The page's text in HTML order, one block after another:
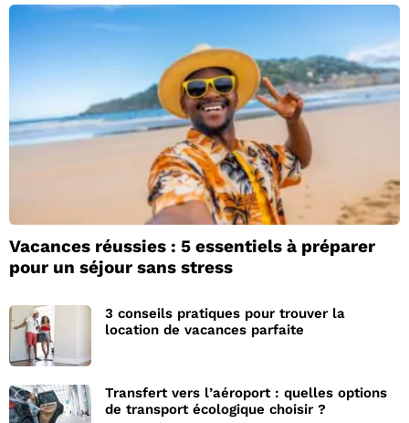
Vacances réussies : 5 essentiels à préparer
pour un séjour sans stress
3 conseils pratiques pour trouver la
location de vacances parfaite
Transfert vers l’aéroport : quelles options
de transport écologique choisir ?